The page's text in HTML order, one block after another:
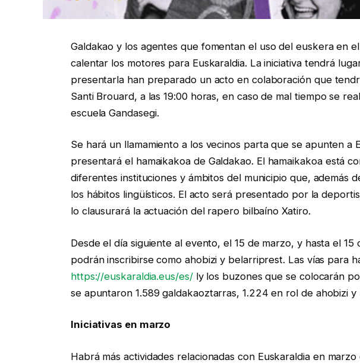
Galdakao y los agentes que fomentan el uso del euskera en
calentar los motores para Euskaraldia. La iniciativa tendrá
presentarla han preparado un acto en colaboración que
Santi Brouard, a las 19:00 horas, en caso de mal tiempo se
escuela Gandasegi.
Se hará un llamamiento a los vecinos parta que se apunten a
presentará el hamaikakoa de Galdakao. El hamaikakoa está
diferentes instituciones y ámbitos del municipio que, además
los hábitos lingüísticos. El acto será presentado por la
lo clausurará la actuación del rapero bilbaíno Xatiro.
Desde el día siguiente al evento, el 15 de marzo, y hasta el 15
podrán inscribirse como ahobizi y belarriprest. Las vías para
https://euskaraldia.eus/es/ ly los buzones que se colocarán
se apuntaron 1.589 galdakaoztarras, 1.224 en rol de ahobizi
Iniciativas en marzo
Habrá más actividades relacionadas con Euskaraldia en